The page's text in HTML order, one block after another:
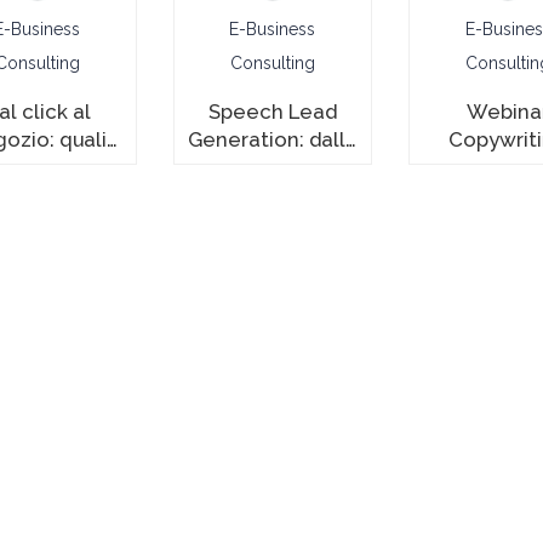
Business
click al
quali
E-Business
Consulting
Speech Lead
Generation: dalla
E-